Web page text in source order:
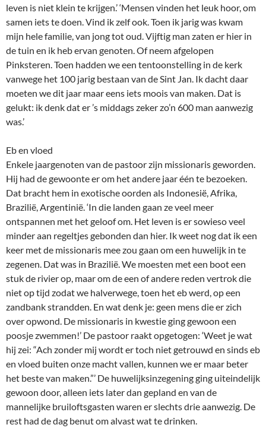
leven is niet klein te krijgen.’ ‘Mensen vinden het leuk hoor, om
samen iets te doen. Vind ik zelf ook. Toen ik jarig was kwam
mijn hele familie, van jong tot oud. Vijftig man zaten er hier in
de tuin en ik heb ervan genoten. Of neem afgelopen
Pinksteren. Toen hadden we een tentoonstelling in de kerk
vanwege het 100 jarig bestaan van de Sint Jan. Ik dacht daar
moeten we dit jaar maar eens iets moois van maken. Dat is
gelukt: ik denk dat er ’s middags zeker zo’n 600 man aanwezig
was.’
Eb en vloed
Enkele jaargenoten van de pastoor zijn missionaris geworden.
Hij had de gewoonte er om het andere jaar één te bezoeken.
Dat bracht hem in exotische oorden als Indonesië, Afrika,
Brazilië, Argentinië. ‘In die landen gaan ze veel meer
ontspannen met het geloof om. Het leven is er sowieso veel
minder aan regeltjes gebonden dan hier. Ik weet nog dat ik een
keer met de missionaris mee zou gaan om een huwelijk in te
zegenen. Dat was in Brazilië. We moesten met een boot een
stuk de rivier op, maar om de een of andere reden vertrok die
niet op tijd zodat we halverwege, toen het eb werd, op een
zandbank strandden. En wat denk je: geen mens die er zich
over opwond. De missionaris in kwestie ging gewoon een
poosje zwemmen!’ De pastoor raakt opgetogen: ‘Weet je wat
hij zei: “Ach zonder mij wordt er toch niet getrouwd en sinds eb
en vloed buiten onze macht vallen, kunnen we er maar beter
het beste van maken.”’ De huwelijksinzegening ging uiteindelijk
gewoon door, alleen iets later dan gepland en van de
mannelijke bruiloftsgasten waren er slechts drie aanwezig. De
rest had de dag benut om alvast wat te drinken.